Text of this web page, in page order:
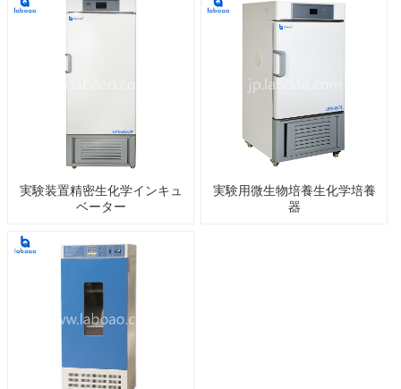
実験装置精密生化学インキュ
ベーター
実験用微生物培養生化学培養
器